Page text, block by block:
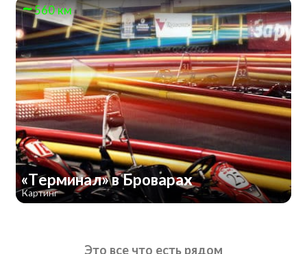
560 км
«Терминал» в Броварах
Картинг
Это все что есть рядом